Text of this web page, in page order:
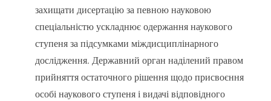
захищати дисертацію за певною науковою
спеціальністю ускладнює одержання наукового
ступеня за підсумками міждисциплінарного
дослідження. Державний орган наділений правом
прийняття остаточного рішення щодо присвоєння
особі наукового ступеня і видачі відповідного